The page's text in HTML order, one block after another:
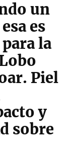
un
es
la
Piel
y
sobre